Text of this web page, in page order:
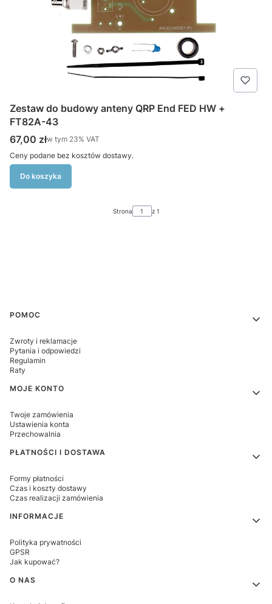
Zestaw do budowy anteny QRP End FED HW +
FT82A-43
Cena brutto
67,00 złw tym %s VAT
w tym 23% VAT
Ceny podane bez kosztów dostawy.
Do koszyka
Strona z 1
Linki w stopce
POMOC
Zwroty i reklamacje
Pytania i odpowiedzi
Regulamin
Raty
MOJE KONTO
Twoje zamówienia
Ustawienia konta
Przechowalnia
PŁATNOŚCI I DOSTAWA
Formy płatności
Czas i koszty dostawy
Czas realizacji zamówienia
INFORMACJE
Polityka prywatności
GPSR
Jak kupować?
O NAS